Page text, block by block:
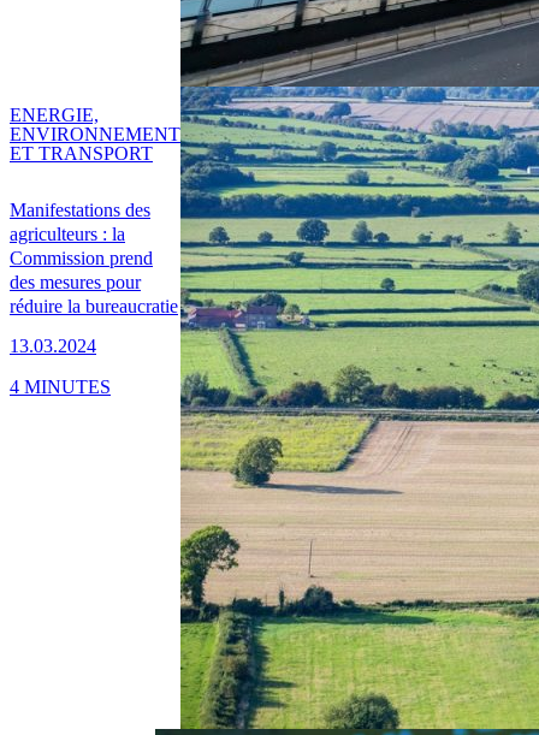
Manifestations des
agriculteurs : la
Commission prend
des mesures pour
réduire la bureaucratie
13.03.2024
ENERGIE,
ENVIRONNEMENT
ET TRANSPORT
4 MINUTES